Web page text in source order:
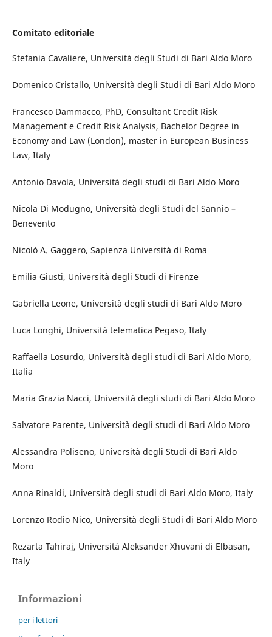
Comitato editoriale
Stefania Cavaliere, Università degli Studi di Bari Aldo Moro
Domenico Cristallo, Università degli Studi di Bari Aldo Moro
Francesco Dammacco, PhD, Consultant Credit Risk
Management e Credit Risk Analysis, Bachelor Degree in
Economy and Law (London), master in European Business
Law, Italy
Antonio Davola, Università degli studi di Bari Aldo Moro
Nicola Di Modugno, Università degli Studi del Sannio –
Benevento
Nicolò A. Gaggero, Sapienza Università di Roma
Emilia Giusti, Università degli Studi di Firenze
Gabriella Leone, Università degli studi di Bari Aldo Moro
Luca Longhi, Università telematica Pegaso, Italy
Raffaella Losurdo, Università degli studi di Bari Aldo Moro,
Italia
Maria Grazia Nacci, Università degli studi di Bari Aldo Moro
Salvatore Parente, Università degli studi di Bari Aldo Moro
Alessandra Poliseno, Università degli Studi di Bari Aldo
Moro
Anna Rinaldi, Università degli studi di Bari Aldo Moro, Italy
Lorenzo Rodio Nico, Università degli Studi di Bari Aldo Moro
Rezarta Tahiraj, Università Aleksander Xhuvani di Elbasan,
Italy
Informazioni
per i lettori